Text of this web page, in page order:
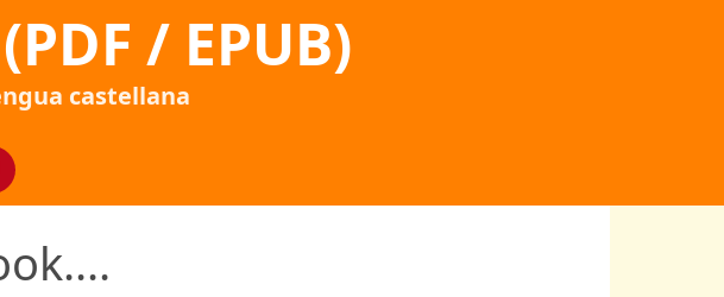
/ EPUB)
castellana